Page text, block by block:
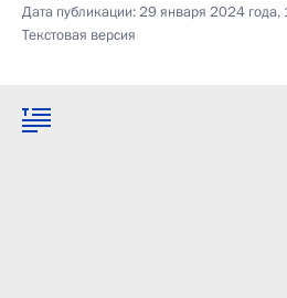
Дата публикации:29 января 2024 года,
Текстовая версия